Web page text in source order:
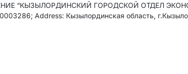
“КЫЗЫЛОРДИНСКИЙ ГОРОДСКОЙ ОТДЕЛ
Address: Кызылординская область,